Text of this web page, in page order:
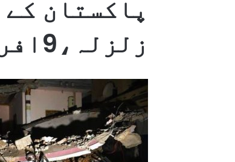
پاکستان کے
زلزلہ،9افراد جاں بحق،سیکڑوں زخمی